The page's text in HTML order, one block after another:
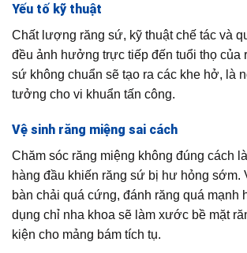
Yếu tố kỹ thuật
Chất lượng răng sứ, kỹ thuật chế tác và
đều ảnh hưởng trực tiếp đến tuổi thọ của
sứ không chuẩn sẽ tạo ra các khe hở, là
tưởng cho vi khuẩn tấn công.
Vệ sinh răng miệng sai cách
Chăm sóc răng miệng không đúng cách
hàng đầu khiến răng sứ bị hư hỏng sớm.
bàn chải quá cứng, đánh răng quá mạnh
dụng chỉ nha khoa sẽ làm xước bề mặt
kiện cho mảng bám tích tụ.